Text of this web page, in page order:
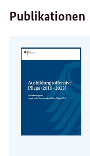
Publikationen